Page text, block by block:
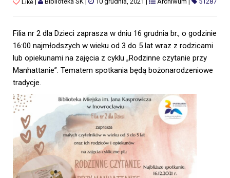
Like
Filia nr 2 dla Dzieci zaprasza w dniu 16 grudnia br., o godzinie
16:00 najmłodszych w wieku od 3 do 5 lat wraz z rodzicami
lub opiekunami na zajęcia z cyklu „Rodzinne czytanie przy
Manhattanie”. Tematem spotkania będą bożonarodzeniowe
tradycje.